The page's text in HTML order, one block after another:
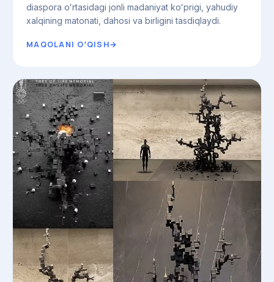
diaspora oʻrtasidagi jonli madaniyat koʻprigi, yahudiy
xalqining matonati, dahosi va birligini tasdiqlaydi.
MAQOLANI OʻQISH→